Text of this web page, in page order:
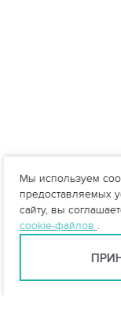
Мы используем
предоставляемых
сайту, вы
cookie-файлов .